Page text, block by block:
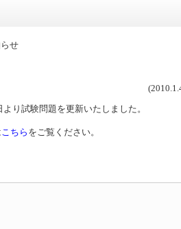
せ
り試験問題を更新いたしました。
こちら をご覧ください。